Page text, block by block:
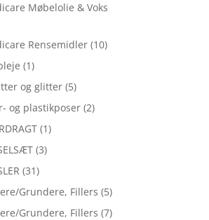
Møbelolie & Voks
Rensemidler (10)
(1)
og glitter (5)
og plastikposer (2)
(1)
(3)
(31)
Grundere, Fillers (5)
Grundere, Fillers (7)